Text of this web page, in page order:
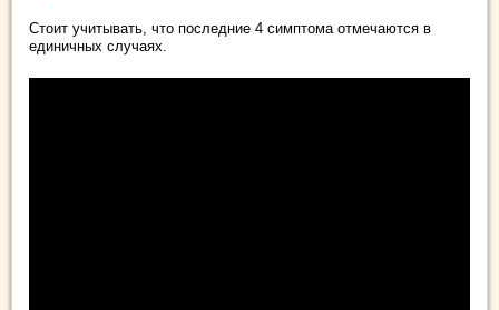
Стоит учитывать, что последние 4 симптома отмечаются в
единичных случаях.